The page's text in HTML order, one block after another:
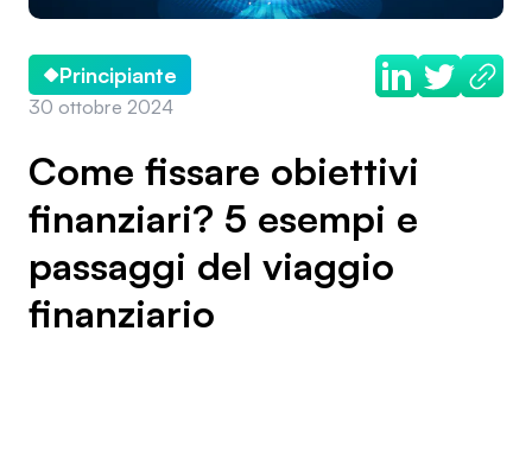
Principiante
30 ottobre 2024
Come fissare obiettivi
finanziari? 5 esempi e
passaggi del viaggio
finanziario